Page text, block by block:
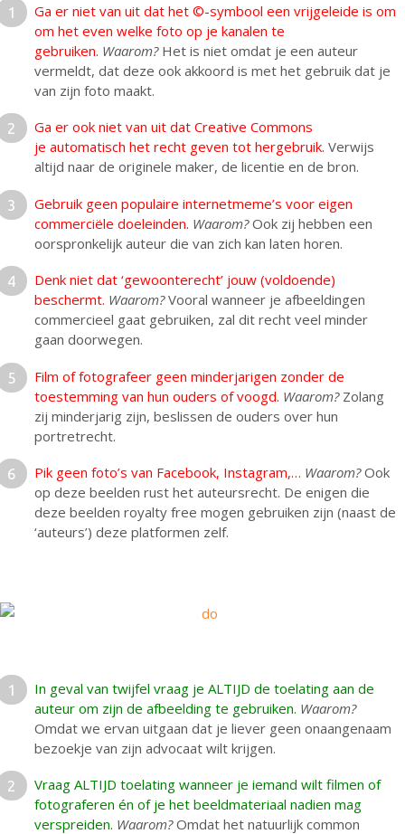
Ga er niet van uit dat het ©-symbool een vrijgeleide is om
om het even welke foto op je kanalen te
gebruiken. Waarom?Het is niet omdat je een auteur
vermeldt, dat deze ook akkoord is met het gebruik dat je
van zijn foto maakt.
Ga er ook niet van uit dat Creative Commons
je automatisch het recht geven tot hergebruik. Verwijs
altijd naar de originele maker, de licentie en de bron.
Gebruik geen populaire internetmeme’s voor eigen
commerciële doeleinden. Waarom?Ook zij hebben een
oorspronkelijk auteur die van zich kan laten horen.
Denk niet dat ‘gewoonterecht’ jouw (voldoende)
beschermt. Waarom?Vooral wanneer je afbeeldingen
commercieel gaat gebruiken, zal dit recht veel minder
gaan doorwegen.
Film of fotografeer geen minderjarigen zonder de
toestemming van hun ouders of voogd. Waarom?Zolang
zij minderjarig zijn, beslissen de ouders over hun
portretrecht.
Pik geen foto’s van Facebook, Instagram,… Waarom?Ook
op deze beelden rust het auteursrecht. De enigen die
deze beelden royalty free mogen gebruiken zijn (naast de
‘auteurs’) deze platformen zelf.
In geval van twijfel vraag je ALTIJD de toelating aan de
auteur om zijn de afbeelding te gebruiken. Waarom?
Omdat we ervan uitgaan dat je liever geen onaangenaam
bezoekje van zijn advocaat wilt krijgen.
Vraag ALTIJD toelating wanneer je iemand wilt filmen of
fotograferen én of je het beeldmateriaal nadien mag
verspreiden. Waarom?Omdat het natuurlijk common